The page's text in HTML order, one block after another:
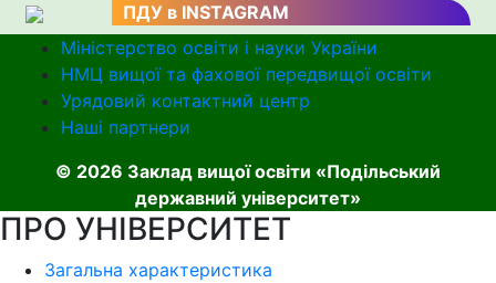
ПДУ в INSTAGRAM
Міністерство освіти і науки України
НМЦ вищої та фахової передвищої освіти
Урядовий контактний центр
Наші партнери
© 2026 Заклад вищої освіти «Подільський
державний університет»
ПРО УНІВЕРСИТЕТ
Загальна характеристика